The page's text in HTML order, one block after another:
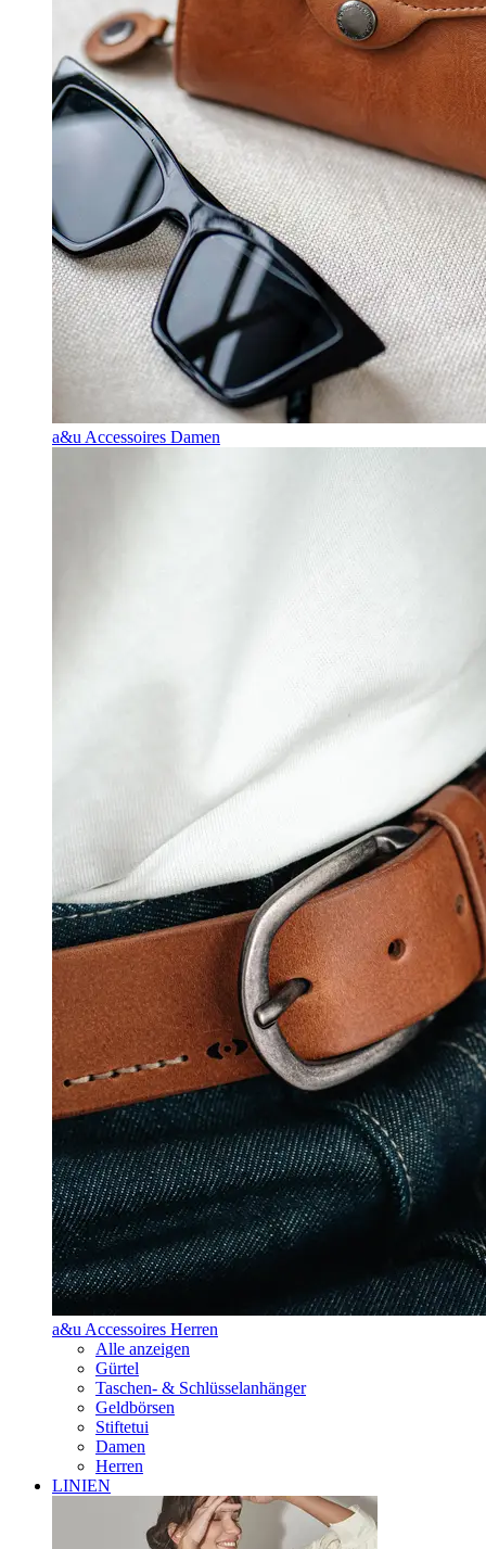
a&u Accessoires Damen
a&u Accessoires Herren
Alle anzeigen
Gürtel
Taschen- & Schlüsselanhänger
Geldbörsen
Stiftetui
Damen
Herren
LINIEN